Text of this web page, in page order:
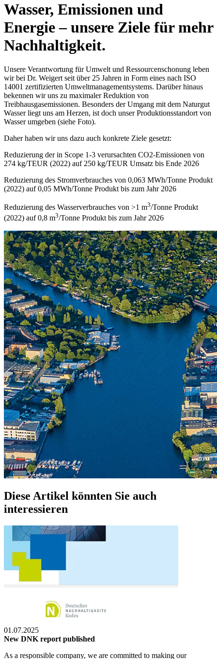
Wasser, Emissionen und
Energie – unsere Ziele für mehr
Nachhaltigkeit.
Unsere Verantwortung für Umwelt und Ressourcenschonung leben
wir bei Dr. Weigert seit über 25 Jahren in Form eines nach ISO
14001 zertifizierten Umweltmanagementsystems. Darüber hinaus
bekennen wir uns zu maximaler Reduktion von
Treibhausgasemissionen. Besonders der Umgang mit dem Naturgut
Wasser liegt uns am Herzen, ist doch unser Produktionsstandort von
Wasser umgeben (siehe Foto).
Daher haben wir uns dazu auch konkrete Ziele gesetzt:
Reduzierung der in Scope 1-3 verursachten CO2-Emissionen von
274 kg/TEUR (2022) auf 250 kg/TEUR Umsatz bis Ende 2026
Reduzierung des Stromverbrauches von 0,063 MWh/Tonne Produkt
(2022) auf 0,05 MWh/Tonne Produkt bis zum Jahr 2026
Reduzierung des Wasserverbrauches von >1 m3/Tonne Produkt
(2022) auf 0,8 m3/Tonne Produkt bis zum Jahr 2026
Diese Artikel könnten Sie auch
interessieren
01.07.2025
New DNK report published
As a responsible company, we are committed to making our